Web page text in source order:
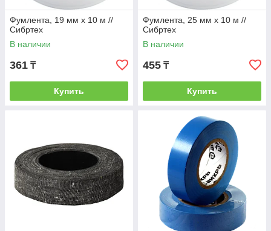
Фумлента, 19 мм х 10 м //
Сибртех
В наличии
361 ₸
Купить
Фумлента, 25 мм х 10 м //
Сибртех
В наличии
455 ₸
Купить